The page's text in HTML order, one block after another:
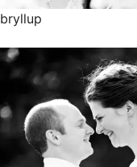
bryllup